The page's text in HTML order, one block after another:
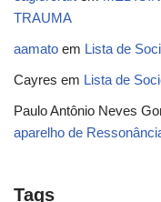
TRAUMA
aamato em Lista de
Cayres em Lista de
Paulo Antônio Neves
aparelho de
Tags